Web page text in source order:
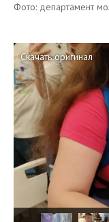
Фото: департамент
Скачать оригинал